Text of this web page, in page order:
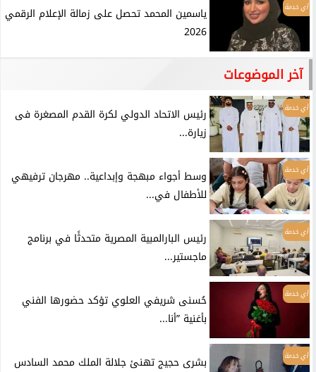
أي خدمة
ياسمين المحمد تحصل على زمالة الإعلام الرقمي
2026
آخر الموضوعات
أي خدمة
رئيس الاتحاد الدولي لكرة القدم المصغرة فى
زيارة...
أي خدمة
وسط أجواء مبهجة وإبداعية.. مهرجان ترفيهي
للأطفال في...
أي خدمة
رئيس البارالمبية المصرية متحدثًا في برنامج
ماجستير...
أي خدمة
حُسنى شريفي العلوي تؤكد حضورها الفني
بأغنية ”أنا...
أي خدمة
بشرى حجيج تهنئ جلالة الملك محمد السادس